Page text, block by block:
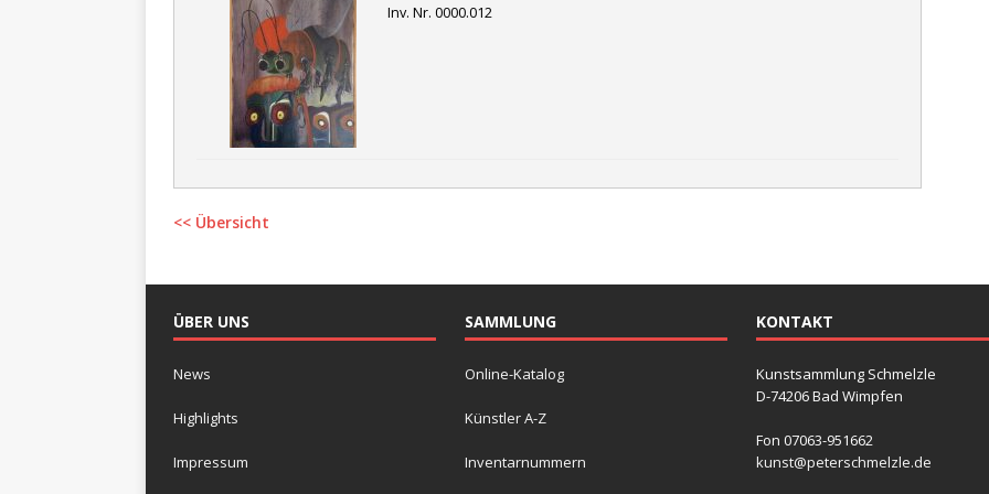
Inv. Nr. 0000.012
<< Übersicht
ÜBER UNS
News
Highlights
Impressum
SAMMLUNG
Online-Katalog
Künstler A-Z
Inventarnummern
KONTAKT
Kunstsammlung Schmelzle
D-74206 Bad Wimpfen
Fon 07063-951662
kunst@peterschmelzle.de